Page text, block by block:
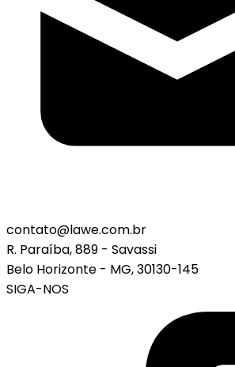
contato@lawe.com.br
R. Paraíba, 889 - Savassi
Belo Horizonte - MG, 30130-145
SIGA-NOS